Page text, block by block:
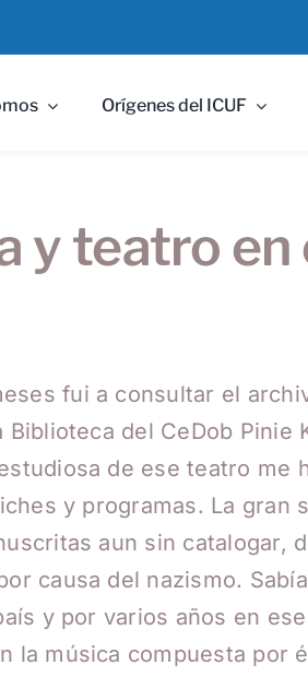
Orígenes del ICUF
y teatro en
fui a consultar el
del CeDob Pinie
de ese teatro me
y programas. La gran
aun sin catalogar,
causa del nazismo.
y por varios años en
la música compuesta por